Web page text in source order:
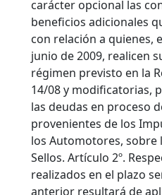
carácter opcional las
beneficios adicionales
con relación a quienes,
junio de 2009, realicen
régimen previsto en la
14/08 y modificatorias,
las deudas en proceso
provenientes de los
los Automotores, sobre
Sellos. Artículo 2º.
realizados en el plazo
anterior resultará de